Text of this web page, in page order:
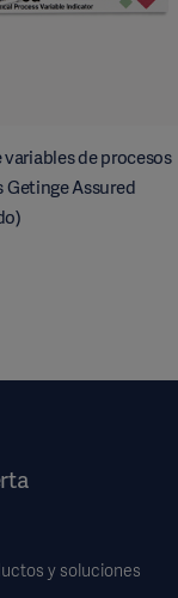
de procesos
Assured
y soluciones